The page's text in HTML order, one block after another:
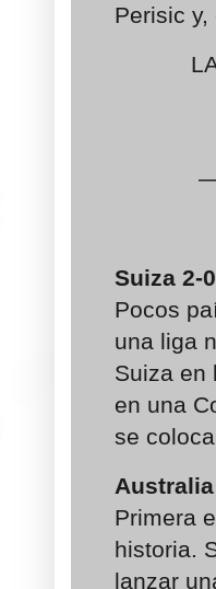
Perisic
Suiza 2-0
Pocos
una liga
Suiza en
en una
se
Australia
Primera
historia.
lanzar